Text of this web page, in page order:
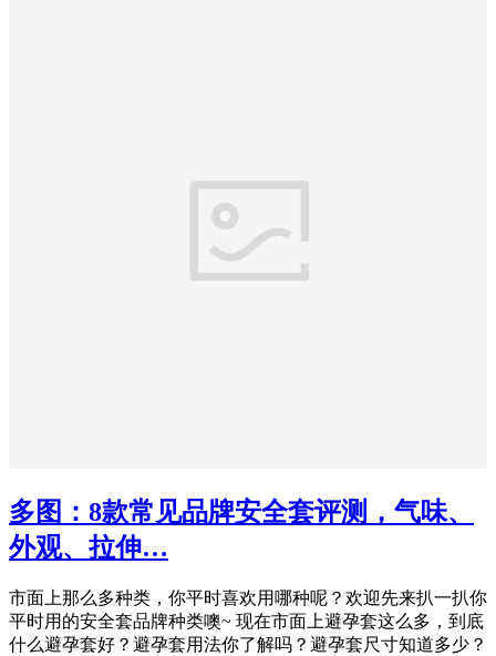
多图：8款常见品牌安全套评测，气味、
外观、拉伸…
市面上那么多种类，你平时喜欢用哪种呢？欢迎先来扒一扒你
平时用的安全套品牌种类噢~ 现在市面上避孕套这么多，到底
什么避孕套好？避孕套用法你了解吗？避孕套尺寸知道多少？